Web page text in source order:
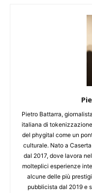
Pietro Battarra,
italiana di
del phygital come un
culturale. Nato a
dal 2017, dove lavora
molteplici esperienze
alcune delle più
pubblicista dal 2019 e